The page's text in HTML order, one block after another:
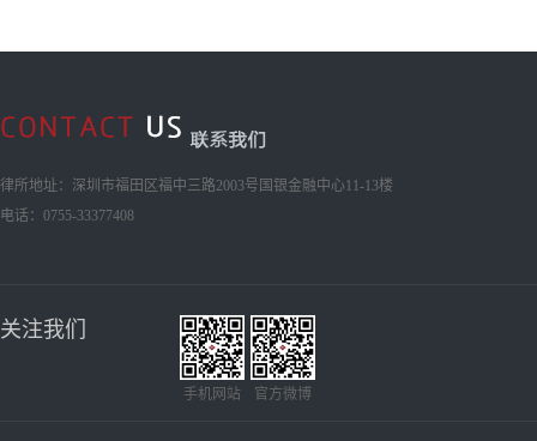
律所地址：深圳市福田区福中三路2003号国银金融中心11-13楼
电话：0755-33377408
关注我们
手机网站 官方微博